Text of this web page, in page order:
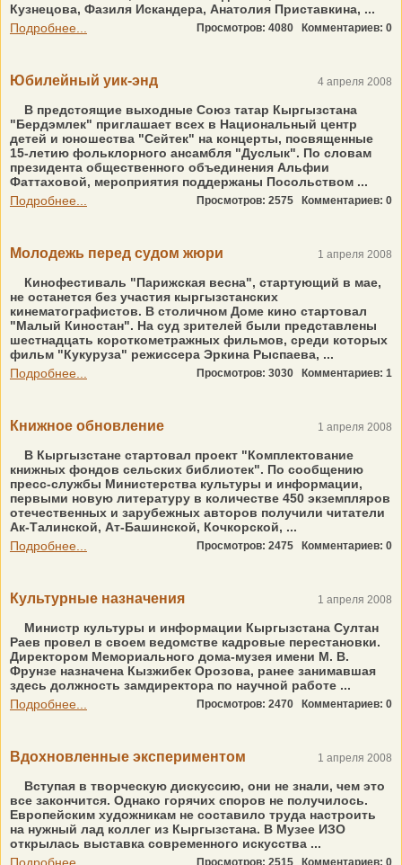
Кузнецова, Фазиля Искандера, Анатолия Приставкина, ...
Подробнее...
Просмотров: 4080 Комментариев: 0
Юбилейный уик-энд 4 апреля 2008
В предстоящие выходные Союз татар Кыргызстана
"Бердэмлек" приглашает всех в Национальный центр
детей и юношества "Сейтек" на концерты, посвященные
15-летию фольклорного ансамбля "Дуслык". По словам
президента общественного объединения Альфии
Фаттаховой, мероприятия поддержаны Посольством ...
Подробнее...
Просмотров: 2575 Комментариев: 0
Молодежь перед судом жюри 1 апреля 2008
Кинофестиваль "Парижская весна", стартующий в мае,
не останется без участия кыргызстанских
кинематографистов. В столичном Доме кино стартовал
"Малый Киностан". На суд зрителей были представлены
шестнадцать короткометражных фильмов, среди которых
фильм "Кукуруза" режиссера Эркина Рыспаева, ...
Подробнее...
Просмотров: 3030 Комментариев: 1
Книжное обновление 1 апреля 2008
В Кыргызстане стартовал проект "Комплектование
книжных фондов сельских библиотек". По сообщению
пресс-службы Министерства культуры и информации,
первыми новую литературу в количестве 450 экземпляров
отечественных и зарубежных авторов получили читатели
Ак-Талинской, Ат-Башинской, Кочкорской, ...
Подробнее...
Просмотров: 2475 Комментариев: 0
Культурные назначения 1 апреля 2008
Министр культуры и информации Кыргызстана Султан
Раев провел в своем ведомстве кадровые перестановки.
Директором Мемориального дома-музея имени М. В.
Фрунзе назначена Кызжибек Орозова, ранее занимавшая
здесь должность замдиректора по научной работе ...
Подробнее...
Просмотров: 2470 Комментариев: 0
Вдохновленные экспериментом 1 апреля 2008
Вступая в творческую дискуссию, они не знали, чем это
все закончится. Однако горячих споров не получилось.
Европейским художникам не составило труда настроить
на нужный лад коллег из Кыргызстана. В Музее ИЗО
открылась выставка современного искусства ...
Просмотров: 2515 Комментариев: 0